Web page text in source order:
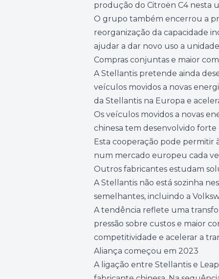
produção do Citroën C4 nesta
O grupo também encerrou a
reorganização da capacidade
ajudar a dar novo uso a
Compras conjuntas e maior
A Stellantis pretende ainda
veículos movidos a novas
da Stellantis na Europa e
Os veículos movidos a novas
chinesa tem desenvolvido
Esta cooperação pode permitir
num mercado europeu cada
Outros fabricantes estudam
A Stellantis não está sozinha
semelhantes, incluindo a
A tendência reflete uma
pressão sobre custos e maior
competitividade e acelerar a
Aliança começou em 2023
A ligação entre Stellantis e